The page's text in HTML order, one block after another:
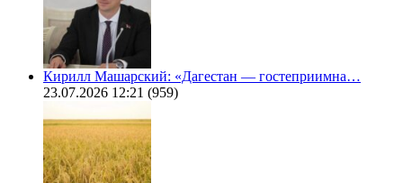
Кирилл Машарский: «Дагестан — гостеприимна…
23.07.2026 12:21 (959)